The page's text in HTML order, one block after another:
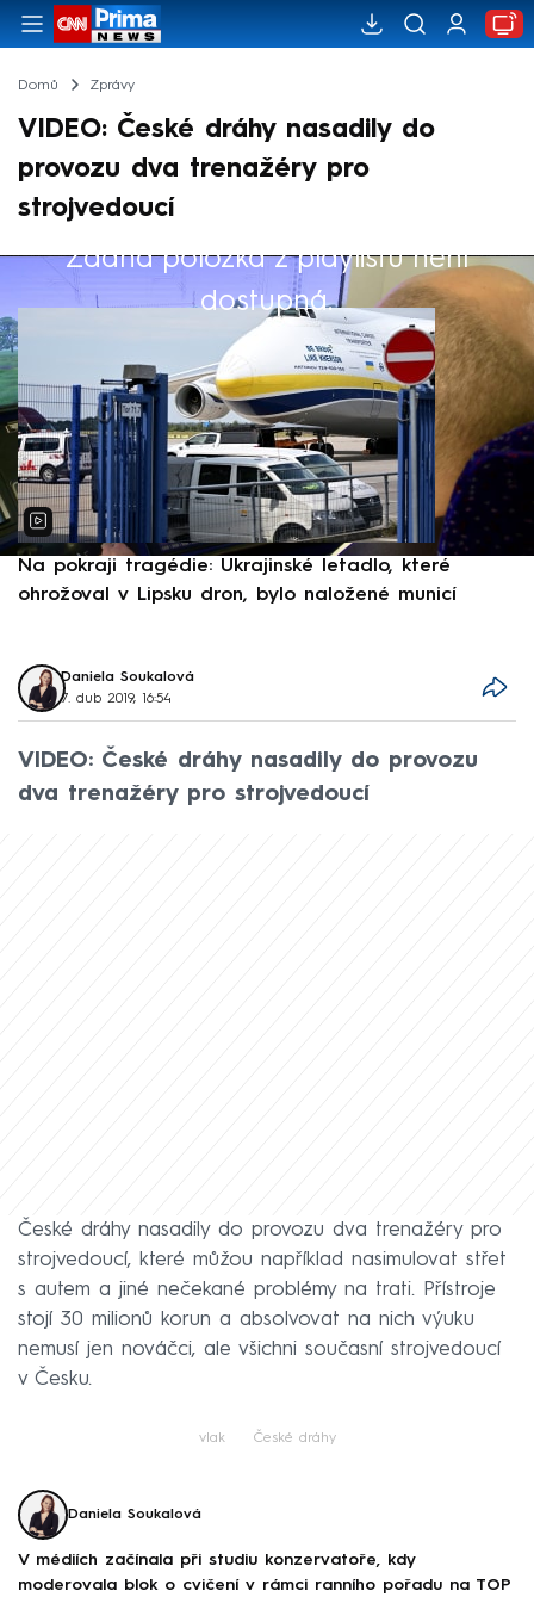
Domů Zprávy
VIDEO: České dráhy nasadily do
provozu dva trenažéry pro
strojvedoucí
Žádná položka z playlistu není
dostupná.
Výběr redakce
Na pokraji tragédie: Ukrajinské letadlo, které
ohrožoval v Lipsku dron, bylo naložené municí
Daniela Soukalová
7. dub 2019, 16:54
VIDEO: České dráhy nasadily do provozu
dva trenažéry pro strojvedoucí
České dráhy nasadily do provozu dva trenažéry pro
strojvedoucí, které můžou například nasimulovat střet
s autem a jiné nečekané problémy na trati. Přístroje
stojí 30 milionů korun a absolvovat na nich výuku
nemusí jen nováčci, ale všichni současní strojvedoucí
v Česku.
vlak České dráhy
Daniela Soukalová
V médiích začínala při studiu konzervatoře, kdy
moderovala blok o cvičení v rámci ranního pořadu na TOP